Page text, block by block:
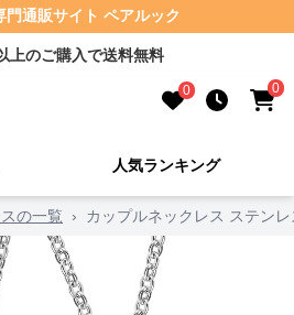
門通販サイト ペアルック
上のご購入で送料無料
0 0
人気ランキング
の一覧 › カップルネックレス ステン